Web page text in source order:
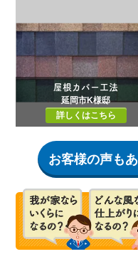
屋根カバー工法
延岡市K様邸
詳しくはこちら
お客様の声も